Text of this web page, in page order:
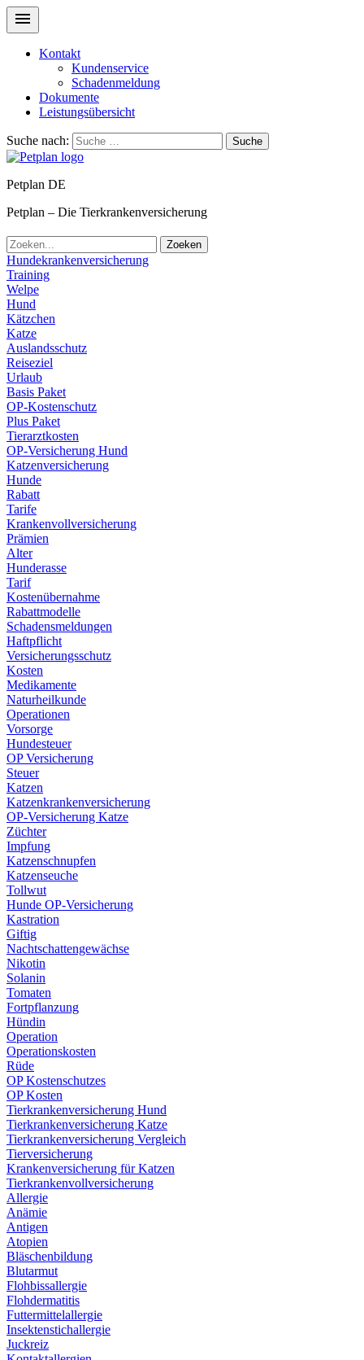
Kontakt
Kundenservice
Schadenmeldung
Dokumente
Leistungsübersicht
Suche nach: Suche
Petplan DE
Petplan – Die Tierkrankenversicherung
Zoeken
Hundekrankenversicherung
Training
Welpe
Hund
Kätzchen
Katze
Auslandsschutz
Reiseziel
Urlaub
Basis Paket
OP-Kostenschutz
Plus Paket
Tierarztkosten
OP-Versicherung Hund
Katzenversicherung
Hunde
Rabatt
Tarife
Krankenvollversicherung
Prämien
Alter
Hunderasse
Tarif
Kostenübernahme
Rabattmodelle
Schadensmeldungen
Haftpflicht
Versicherungsschutz
Kosten
Medikamente
Naturheilkunde
Operationen
Vorsorge
Hundesteuer
OP Versicherung
Steuer
Katzen
Katzenkrankenversicherung
OP-Versicherung Katze
Züchter
Impfung
Katzenschnupfen
Katzenseuche
Tollwut
Hunde OP-Versicherung
Kastration
Giftig
Nachtschattengewächse
Nikotin
Solanin
Tomaten
Fortpflanzung
Hündin
Operation
Operationskosten
Rüde
OP Kostenschutzes
OP Kosten
Tierkrankenversicherung Hund
Tierkrankenversicherung Katze
Tierkrankenversicherung Vergleich
Tierversicherung
Krankenversicherung für Katzen
Tierkrankenvollversicherung
Allergie
Anämie
Antigen
Atopien
Bläschenbildung
Blutarmut
Flohbissallergie
Flohdermatitis
Futtermittelallergie
Insektenstichallergie
Juckreiz